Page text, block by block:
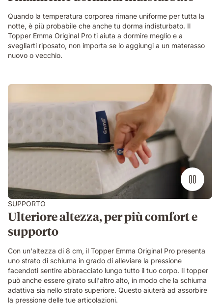
Quando la temperatura corporea rimane uniforme per tutta la
notte, è più probabile che anche tu dorma indisturbato. Il
Topper Emma Original Pro ti aiuta a dormire meglio e a
svegliarti riposato, non importa se lo aggiungi a un materasso
nuovo o vecchio.
SUPPORTO
Ulteriore altezza, per più comfort e
supporto
Con un'altezza di 8 cm, il Topper Emma Original Pro presenta
uno strato di schiuma in grado di alleviare la pressione
facendoti sentire abbracciato lungo tutto il tuo corpo. Il topper
può anche essere girato sull'altro alto, in modo che la schiuma
adattiva sia nello strato superiore. Questo aiuterà ad assorbire
la pressione delle tue articolazioni.